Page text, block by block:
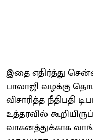
இதை எதிர்த்து
பாலாஜி வழக்கு
விசாரித்த நீதிபதி
உத்தரவில்
வாகனத்துக்காக